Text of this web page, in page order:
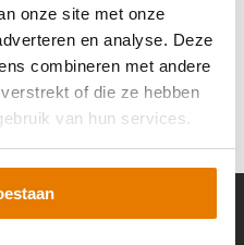
onze site met onze
en analyse. Deze
combineren met andere
of die ze hebben
van hun services.